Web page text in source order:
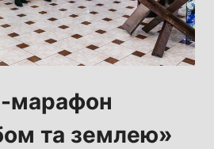
марафон
та землею»